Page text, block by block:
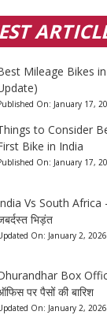
Mileage Bikes
On: January 17,
to Consider
Bike in India
On: January 17,
Vs South Africa –
भिड़ंत
On: January 2, 2026
Box
पर पैसों की बारिश
On: January 2, 2026